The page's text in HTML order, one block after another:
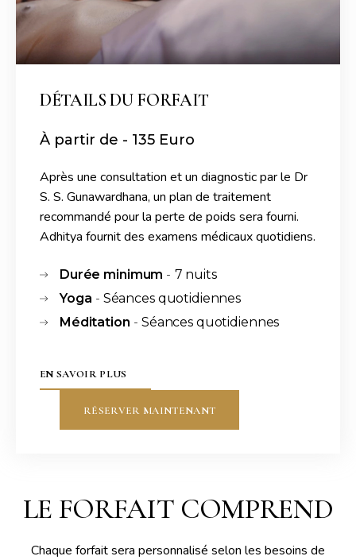
DÉTAILS DU FORFAIT
À partir de - 135 Euro
Après une consultation et un diagnostic par le Dr
S. S. Gunawardhana, un plan de traitement
recommandé pour la perte de poids sera fourni.
Adhitya fournit des examens médicaux quotidiens.
Durée minimum - 7 nuits
Yoga - Séances quotidiennes
Méditation - Séances quotidiennes
EN SAVOIR PLUS
RÉSERVER MAINTENANT
LE FORFAIT COMPREND
Chaque forfait sera personnalisé selon les besoins de